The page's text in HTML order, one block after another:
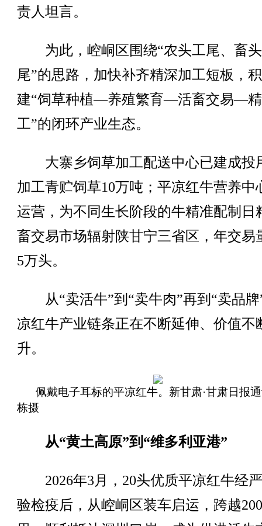
责人坦言。
为此，崆峒区围绕“农头工尾、畜
尾”的思路，加快补齐精深加工短板，
建“饲草种植—养殖繁育—活畜交易—
工”的闭环产业生态。
大寨乡饲草加工配送中心已建成投
加工青贮饲草10万吨；平凉红牛营养中
运营，为不同生长阶段的牛精准配制日
畜交易市场辐射陕甘宁三省区，年交易
5万头。
从“卖活牛”到“卖牛肉”再到“卖品牌
凉红牛产业链条正在不断延伸、价值不
升。
佩戴电子耳标的平凉红牛。新甘肃·甘肃日报
栋摄
从“黄土高原”到“维多利亚港”
2026年3月，20头优质平凉红牛经
验检疫后，从崆峒区装车启运，跨越